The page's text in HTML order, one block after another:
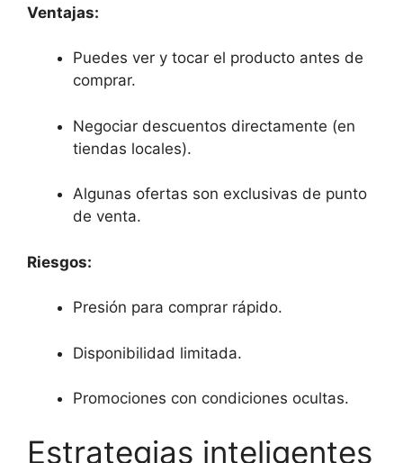
Ventajas:
Puedes ver y tocar el producto antes de
comprar.
Negociar descuentos directamente (en
tiendas locales).
Algunas ofertas son exclusivas de punto
de venta.
Riesgos:
Presión para comprar rápido.
Disponibilidad limitada.
Promociones con condiciones ocultas.
Estrategias inteligentes